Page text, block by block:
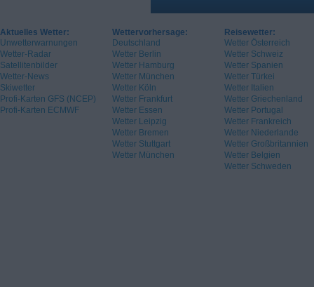
Aktuelles Wetter:
Unwetterwarnungen
Wetter-Radar
Satellitenbilder
Wetter-News
Skiwetter
Profi-Karten GFS (NCEP)
Profi-Karten ECMWF
Wettervorhersage:
Deutschland
Wetter Berlin
Wetter Hamburg
Wetter München
Wetter Köln
Wetter Frankfurt
Wetter Essen
Wetter Leipzig
Wetter Bremen
Wetter Stuttgart
Wetter München
Reisewetter:
Wetter Österreich
Wetter Schweiz
Wetter Spanien
Wetter Türkei
Wetter Italien
Wetter Griechenland
Wetter Portugal
Wetter Frankreich
Wetter Niederlande
Wetter Großbritannien
Wetter Belgien
Wetter Schweden